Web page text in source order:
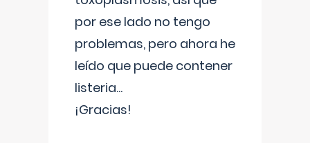
por ese lado no tengo
problemas, pero ahora he
leído que puede contener
listeria...
¡Gracias!